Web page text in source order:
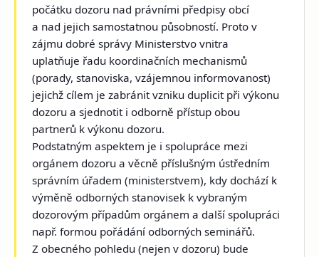
počátku dozoru nad právními předpisy obcí
a nad jejich samostatnou působností. Proto v
zájmu dobré správy Ministerstvo vnitra
uplatňuje řadu koordinačních mechanismů
(porady, stanoviska, vzájemnou informovanost)
jejichž cílem je zabránit vzniku duplicit při výkonu
dozoru a sjednotit i odborně přístup obou
partnerů k výkonu dozoru.
Podstatným aspektem je i spolupráce mezi
orgánem dozoru a věcně příslušným ústředním
správním úřadem (ministerstvem), kdy dochází k
výměně odborných stanovisek k vybraným
dozorovým případům orgánem a další spolupráci
např. formou pořádání odborných seminářů.
Z obecného pohledu (nejen v dozoru) bude